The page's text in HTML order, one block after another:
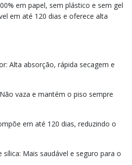
em papel, sem plástico e sem gel
em até 120 dias e oferece alta
Alta absorção, rápida secagem e
vaza e mantém o piso sempre
em até 120 dias, reduzindo o
Mais saudável e seguro para o